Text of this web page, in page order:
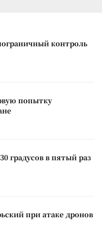
контроль
попытку
градусов в пятый раз
при атаке дронов